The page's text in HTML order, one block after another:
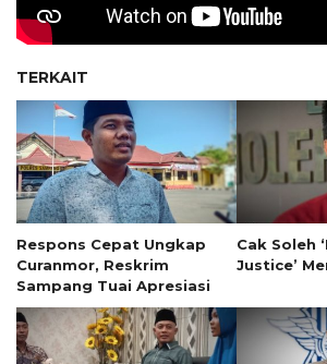
TERKAIT
Respons Cepat Ungkap
Curanmor, Reskrim
Sampang Tuai Apresiasi
Cak Soleh
Justice’